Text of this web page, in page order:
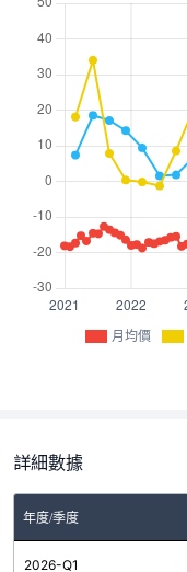
月均價
詳細數據
年度/季度
2026-Q1